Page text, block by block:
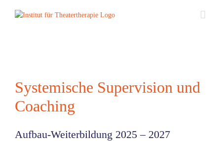
Inhalt
Systemische Supervision und
Coaching
Aufbau-Weiterbildung 2025 – 2027